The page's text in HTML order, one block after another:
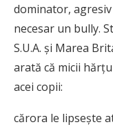
dominator,
necesar un bully.
S.U.A. și Marea
arată că micii
acei copii:
cărora le lipsește